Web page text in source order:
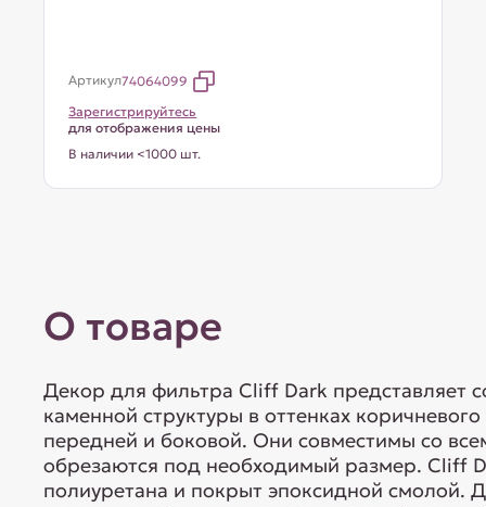
Артикул74064099
Зарегистрируйтесь
для отображения цены
В наличии <1000 шт.
О товаре
Декор для фильтра Cliff Dark представляет
каменной структуры в оттенках
передней и боковой. Они совместимы со
обрезаются под необходимый размер. Cliff
полиуретана и покрыт эпоксидной смолой.